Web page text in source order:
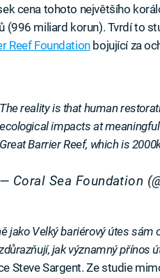
cena tohoto největšího
(996 miliard korun). Tvrdí to
Reef Foundationbojující za
The reality is that human
ecological impacts at
Great Barrier Reef, which is
— Coral Sea Foundation
jako Velký bariérový útes sám
jak významný přínos
Steve Sargent. Ze studie